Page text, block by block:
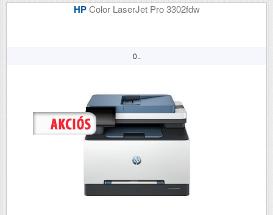
HPColor LaserJet Pro 3302fdw
0..